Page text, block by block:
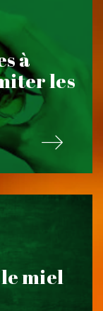
à
les
le miel